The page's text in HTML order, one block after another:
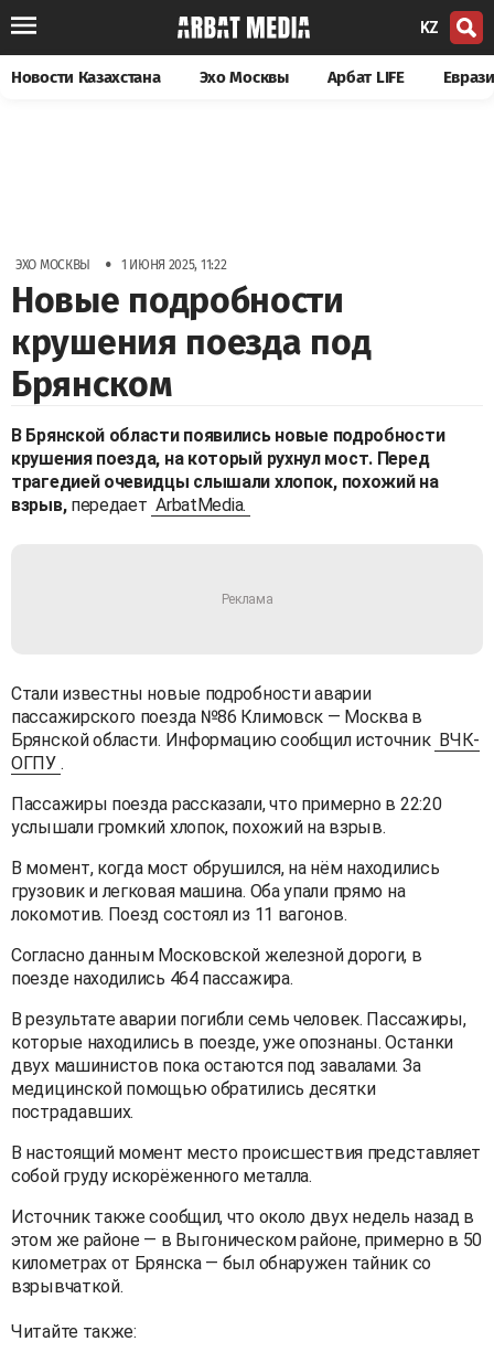
KZ
Новости Казахстана Эхо Москвы Арбат LIFE
ЭХО МОСКВЫ • 1 ИЮНЯ 2025, 11:22
Новые подробности
крушения поезда под
Брянском
В Брянской области появились новые подробности
крушения поезда, на который рухнул мост. Перед
трагедией очевидцы слышали хлопок, похожий на
взрыв,передает ArbatMedia.
Стали известны новые подробности аварии
пассажирского поезда №86 Климовск — Москва в
Брянской области. Информацию сообщил источник ВЧК-
ОГПУ .
Пассажиры поезда рассказали, что примерно в 22:20
услышали громкий хлопок, похожий на взрыв.
В момент, когда мост обрушился, на нём находились
грузовик и легковая машина. Оба упали прямо на
локомотив. Поезд состоял из 11 вагонов.
Согласно данным Московской железной дороги, в
поезде находились 464 пассажира.
В результате аварии погибли семь человек. Пассажиры,
которые находились в поезде, уже опознаны. Останки
двух машинистов пока остаются под завалами. За
медицинской помощью обратились десятки
пострадавших.
В настоящий момент место происшествия представляет
собой груду искорёженного металла.
Источник также сообщил, что около двух недель назад в
этом же районе — в Выгоническом районе, примерно в 50
километрах от Брянска — был обнаружен тайник со
взрывчаткой.
Читайте также: